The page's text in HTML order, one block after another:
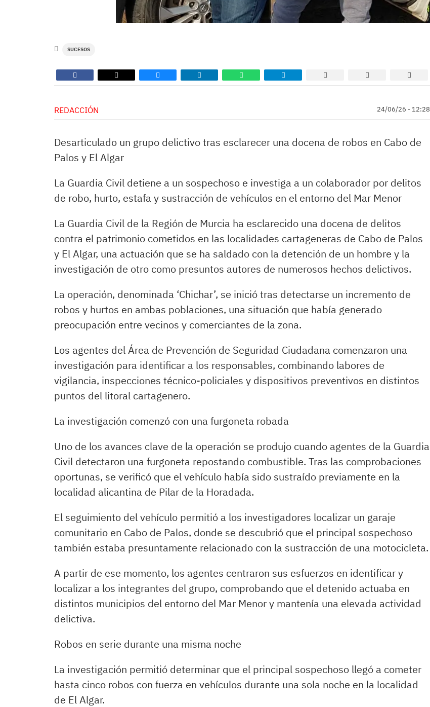
SUCESOS
REDACCIÓN 24/06/26 - 12:28
Desarticulado un grupo delictivo tras esclarecer una docena de robos en Cabo de
Palos y El Algar
La Guardia Civil detiene a un sospechoso e investiga a un colaborador por delitos
de robo, hurto, estafa y sustracción de vehículos en el entorno del Mar Menor
La Guardia Civil de la Región de Murcia ha esclarecido una docena de delitos
contra el patrimonio cometidos en las localidades cartageneras de Cabo de Palos
y El Algar, una actuación que se ha saldado con la detención de un hombre y la
investigación de otro como presuntos autores de numerosos hechos delictivos.
La operación, denominada ‘Chichar’, se inició tras detectarse un incremento de
robos y hurtos en ambas poblaciones, una situación que había generado
preocupación entre vecinos y comerciantes de la zona.
Los agentes del Área de Prevención de Seguridad Ciudadana comenzaron una
investigación para identificar a los responsables, combinando labores de
vigilancia, inspecciones técnico-policiales y dispositivos preventivos en distintos
puntos del litoral cartagenero.
La investigación comenzó con una furgoneta robada
Uno de los avances clave de la operación se produjo cuando agentes de la Guardia
Civil detectaron una furgoneta repostando combustible. Tras las comprobaciones
oportunas, se verificó que el vehículo había sido sustraído previamente en la
localidad alicantina de Pilar de la Horadada.
El seguimiento del vehículo permitió a los investigadores localizar un garaje
comunitario en Cabo de Palos, donde se descubrió que el principal sospechoso
también estaba presuntamente relacionado con la sustracción de una motocicleta.
A partir de ese momento, los agentes centraron sus esfuerzos en identificar y
localizar a los integrantes del grupo, comprobando que el detenido actuaba en
distintos municipios del entorno del Mar Menor y mantenía una elevada actividad
delictiva.
Robos en serie durante una misma noche
La investigación permitió determinar que el principal sospechoso llegó a cometer
hasta cinco robos con fuerza en vehículos durante una sola noche en la localidad
de El Algar.